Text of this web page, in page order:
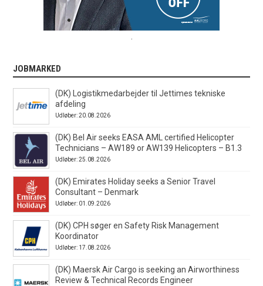
JOBMARKED
(DK) Logistikmedarbejder til Jettimes tekniske
afdeling
Udløber: 20.08.2026
(DK) Bel Air seeks EASA AML certified Helicopter
Technicians – AW189 or AW139 Helicopters – B1.3
Udløber: 25.08.2026
(DK) Emirates Holiday seeks a Senior Travel
Consultant – Denmark
Udløber: 01.09.2026
(DK) CPH søger en Safety Risk Management
Koordinator
Udløber: 17.08.2026
(DK) Maersk Air Cargo is seeking an Airworthiness
Review & Technical Records Engineer